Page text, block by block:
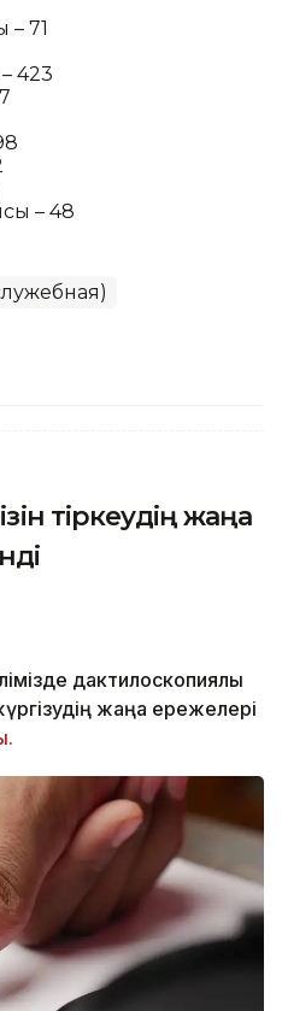
– 71
423
– 48
тіркеудің жаңа
дактилоскопиялық
жаңа ережелері